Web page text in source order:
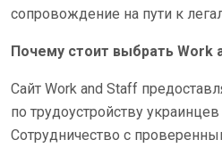
сопровождение на пути к
Почему стоит выбрать Work
Сайт Work and Staff
по трудоустройству
Сотрудничество с